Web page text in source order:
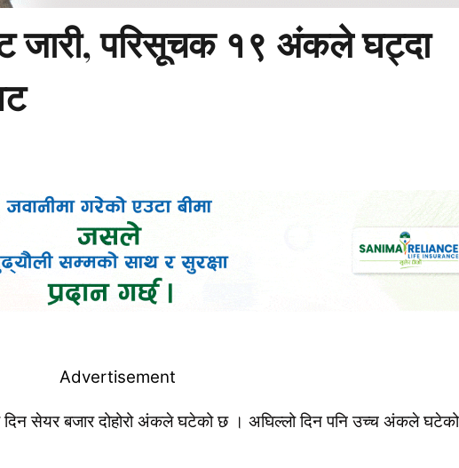
जारी, परिसूचक १९ अंकले घट्दा
दिन सेयर बजार दोहोरो अंकले घटेको छ । अघिल्लो दिन पनि उच्च अंकले घटेको